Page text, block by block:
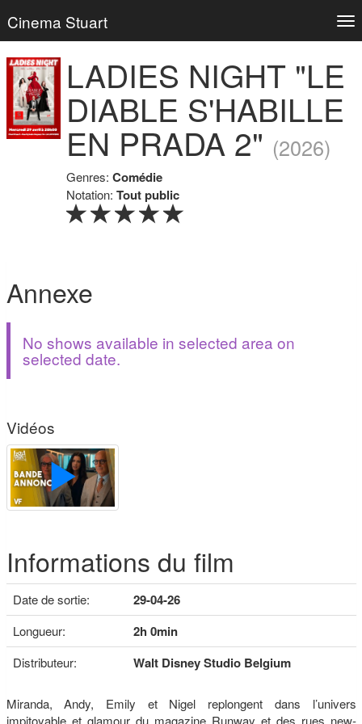
Cinema Stuart
LADIES NIGHT "LE
DIABLE S'HABILLE
EN PRADA 2" (2026)
Genres:Comédie
Notation:Tout public
Annexe
No shows available in selected area on
selected date.
Vidéos
Informations du film
Date de sortie: 29-04-26
Longueur: 2h 0min
Distributeur: Walt Disney Studio Belgium
Miranda, Andy, Emily et Nigel replongent dans l’univers